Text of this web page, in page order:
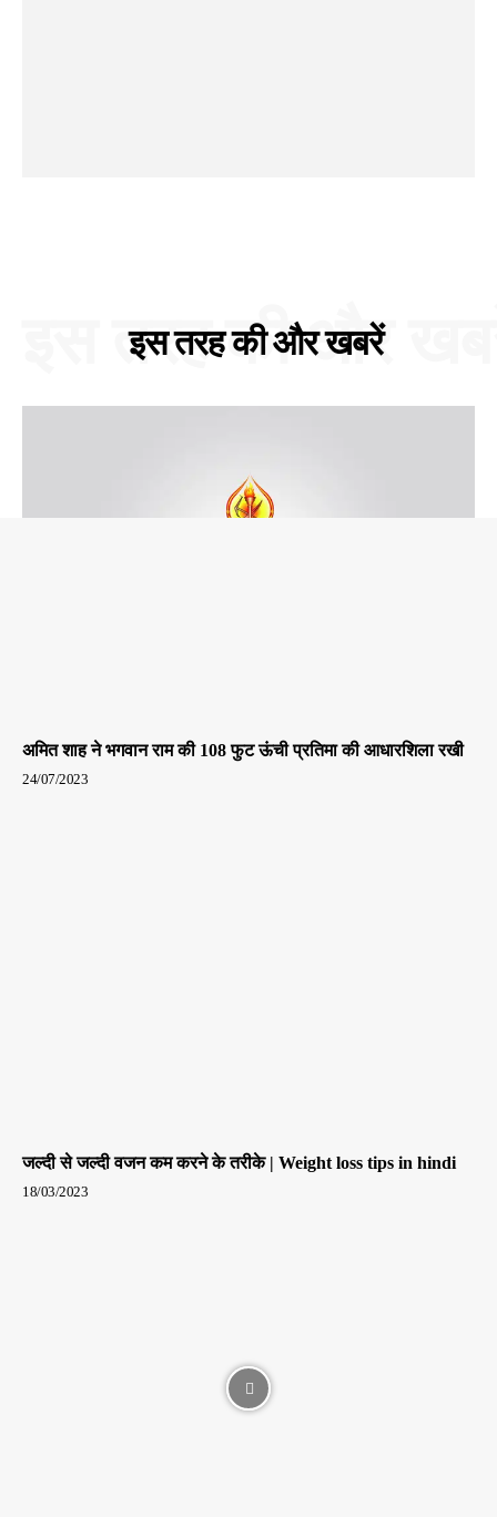
इस तरह की और खबरें
इस तरह की और
अमित शाह ने भगवान राम की 108 फुट ऊंची प्रतिमा की आधारशिला रखी
24/07/2023
जल्दी से जल्दी वजन कम करने के तरीके | Weight loss tips in hindi
18/03/2023